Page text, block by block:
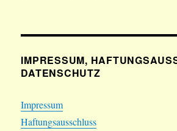
IMPRESSUM,
DATENSCHUTZ
Impressum
Haftungsausschluss